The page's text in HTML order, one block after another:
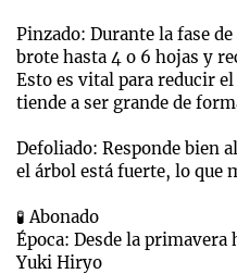
Pinzado: Durante la fase
brote hasta 4 o 6 hojas y
Esto es vital para reducir
tiende a ser grande de
Defoliado: Responde bien
el árbol está fuerte, lo que
🧪 Abonado
Época: Desde la
Yuki Hiryo